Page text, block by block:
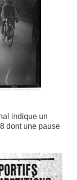
indique un
dont une pause